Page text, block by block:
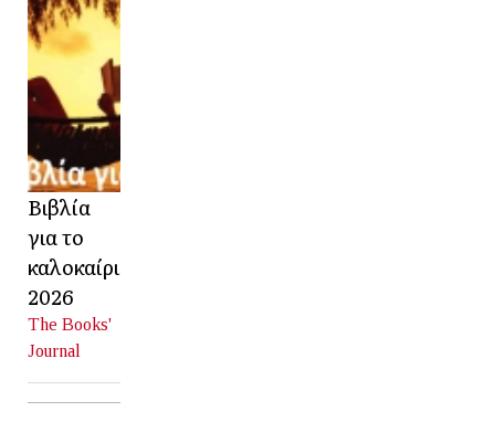
Βιβλία
για το
καλοκαίρι
2026
The Books'
Journal